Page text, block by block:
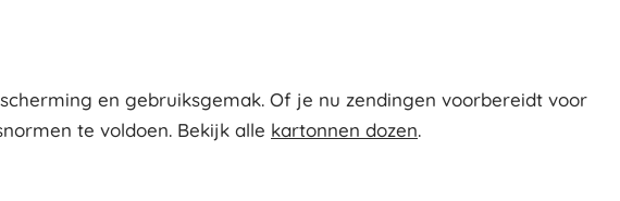
en gebruiksgemak. Of je nu zendingen voorbereidt voor
te voldoen. Bekijk alle kartonnen dozen.